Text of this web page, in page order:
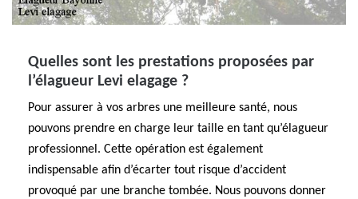
Quelles sont les prestations proposées par
l’élagueur Levi elagage ?
Pour assurer à vos arbres une meilleure santé, nous
pouvons prendre en charge leur taille en tant qu’élagueur
professionnel. Cette opération est également
indispensable afin d’écarter tout risque d’accident
provoqué par une branche tombée. Nous pouvons donner